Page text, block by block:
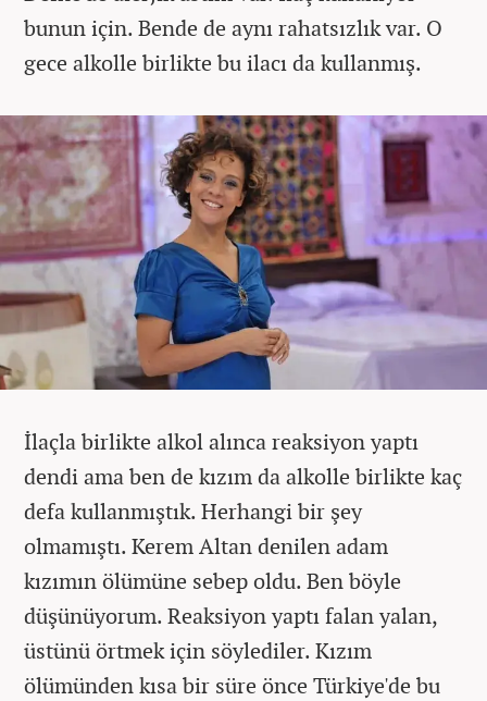
bunun için. Bende de aynı rahatsızlık var. O
gece alkolle birlikte bu ilacı da kullanmış.
İlaçla birlikte alkol alınca reaksiyon yaptı
dendi ama ben de kızım da alkolle birlikte kaç
defa kullanmıştık. Herhangi bir şey
olmamıştı. Kerem Altan denilen adam
kızımın ölümüne sebep oldu. Ben böyle
düşünüyorum. Reaksiyon yaptı falan yalan,
üstünü örtmek için söylediler. Kızım
ölümünden kısa bir süre önce Türkiye'de bu